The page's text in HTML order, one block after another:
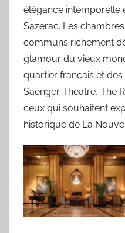
élégance intemporelle
Sazerac. Les
communs richement
glamour du vieux
quartier français et
Saenger Theatre, The
ceux qui souhaitent
historique de La